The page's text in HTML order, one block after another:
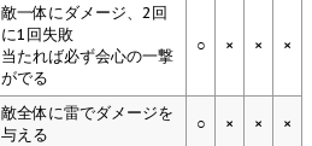
敵一体にダメージ、2回
に1回失敗
当たれば必ず会心の一撃
がでる
○ × × ×
敵全体に雷でダメージを
与える
○ × × ×